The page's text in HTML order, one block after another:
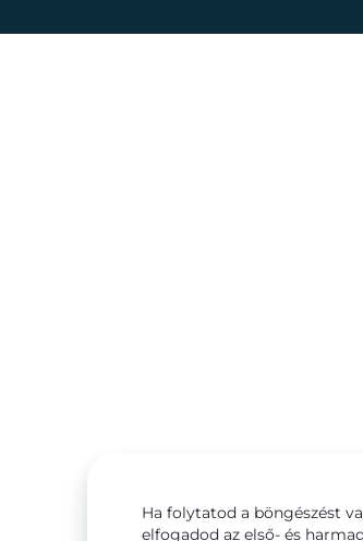
Ha folytatod a böngészést
elfogadod az első- és